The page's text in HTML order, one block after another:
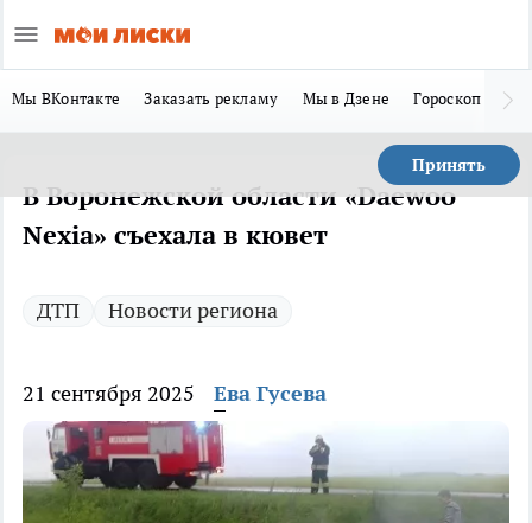
Мы ВКонтакте Заказать рекламу Мы в Дзене Гороскоп
Принять
В Воронежской области «Daewoo
Nexia» съехала в кювет
ДТП Новости региона
21 сентября 2025 Ева Гусева